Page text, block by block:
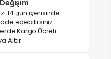
14 gün içerisinde
edebilirsiniz.
Kargo Ücreti
Aittir.